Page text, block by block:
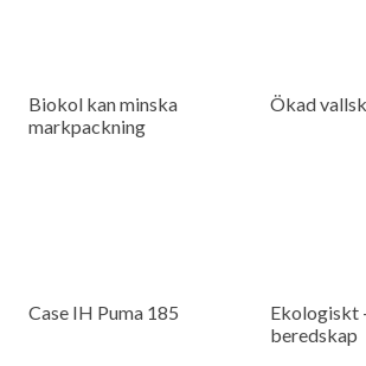
Biokol kan minska
markpackning
Ökad
Case IH Puma 185
Ekologiskt
beredskap